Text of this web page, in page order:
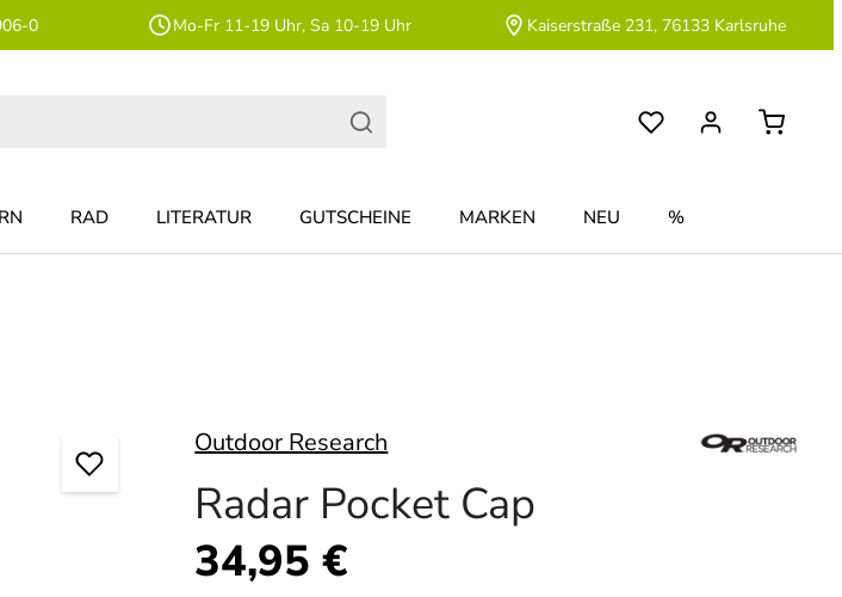
0 Mo-Fr 11-19 Uhr, Sa 10-19 Uhr Kaiserstraße 231, 76133 Karlsruhe
RAD LITERATUR GUTSCHEINE MARKEN NEU %
Outdoor Research
Radar Pocket Cap
Regulärer Preis:
34,95 €